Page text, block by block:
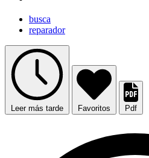
busca
reparador
Leer más tarde Favoritos Pdf